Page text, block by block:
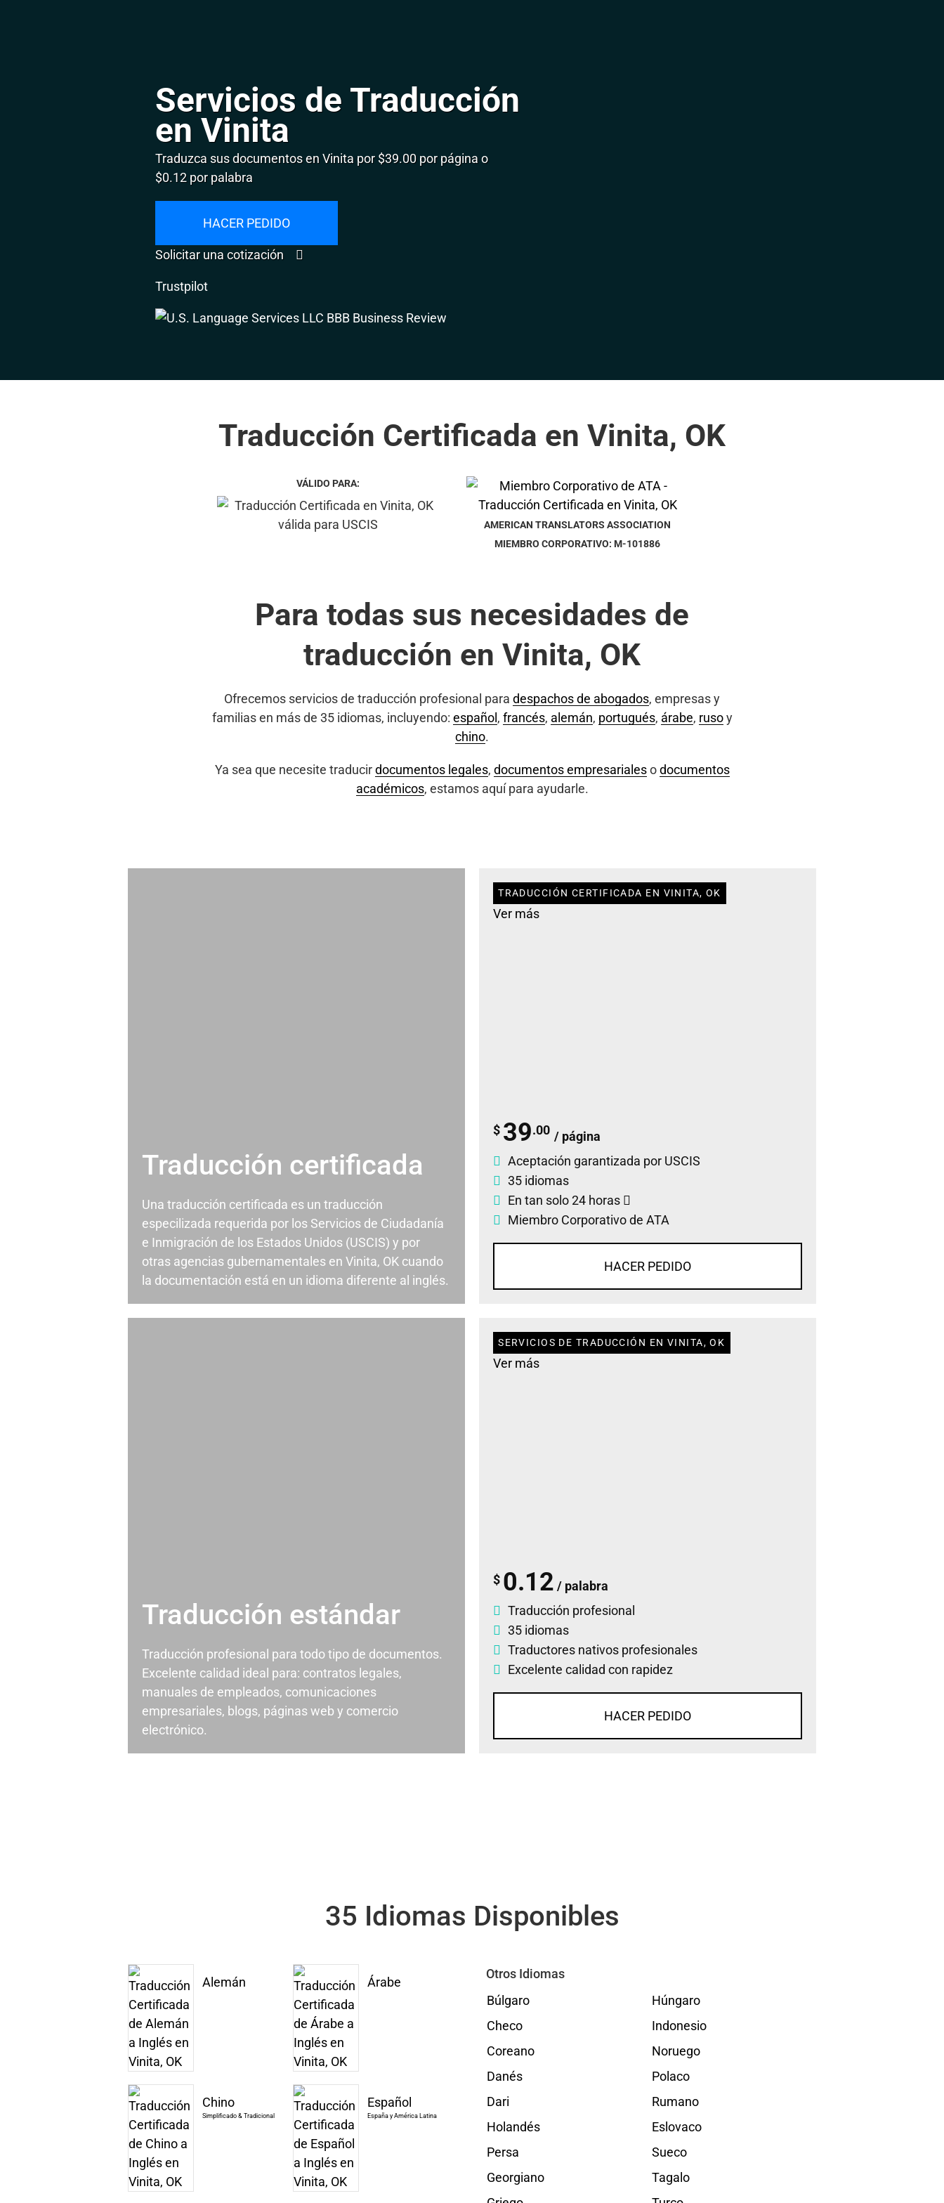
Servicios de Traducción
en Vinita
Traduzca sus documentos en Vinita por $39.00 por página o
$0.12 por palabra
HACER PEDIDO
Solicitar una cotización
Trustpilot
Traducción Certificada en Vinita, OK
VÁLIDO PARA:
AMERICAN TRANSLATORS ASSOCIATION
MIEMBRO CORPORATIVO: M-101886
Para todas sus necesidades de
traducción en Vinita, OK
Ofrecemos servicios de traducción profesional para despachos de abogados, empresas y
familias en más de 35 idiomas, incluyendo: español , francés, alemán, portugués, árabe, rusoy
chino.
Ya sea que necesite traducirdocumentos legales, documentos empresarialesodocumentos
académicos, estamos aquí para ayudarle.
Traducción certificada
Una traducción certificada es un traducción
especilizada requerida por los Servicios de Ciudadanía
e Inmigración de los Estados Unidos (USCIS) y por
otras agencias gubernamentales en Vinita, OK cuando
la documentación está en un idioma diferente al inglés.
TRADUCCIÓN CERTIFICADA EN VINITA, OK
Ver más
$ 39.00 / página
Aceptación garantizada por USCIS
35 idiomas
En tan solo 24 horas
Miembro Corporativo de ATA
HACER PEDIDO
Traducción estándar
Traducción profesional para todo tipo de documentos.
Excelente calidad ideal para: contratos legales,
manuales de empleados, comunicaciones
empresariales, blogs, páginas web y comercio
electrónico.
SERVICIOS DE TRADUCCIÓN EN VINITA, OK
Ver más
$ 0.12 / palabra
Traducción profesional
35 idiomas
Traductores nativos profesionales
Excelente calidad con rapidez
HACER PEDIDO
35 Idiomas Disponibles
Alemán Árabe
Chino
Simplificado & Tradicional
Español
España y América Latina
Otros Idiomas
Búlgaro
Checo
Coreano
Danés
Dari
Holandés
Persa
Georgiano
Húngaro
Indonesio
Noruego
Polaco
Rumano
Eslovaco
Sueco
Tagalo